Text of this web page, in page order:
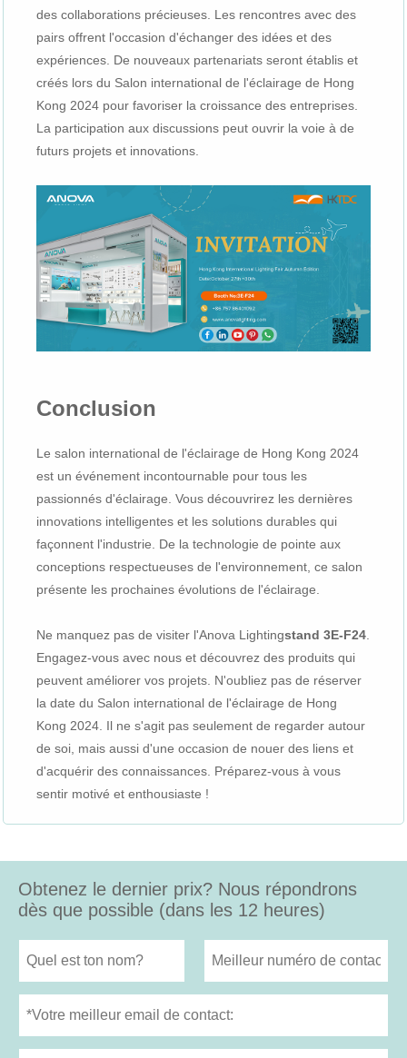
des collaborations précieuses. Les rencontres avec des
pairs offrent l'occasion d'échanger des idées et des
expériences. De nouveaux partenariats seront établis et
créés lors du Salon international de l'éclairage de Hong
Kong 2024 pour favoriser la croissance des entreprises.
La participation aux discussions peut ouvrir la voie à de
futurs projets et innovations.
Conclusion
Le salon international de l'éclairage de Hong Kong 2024
est un événement incontournable pour tous les
passionnés d'éclairage. Vous découvrirez les dernières
innovations intelligentes et les solutions durables qui
façonnent l'industrie. De la technologie de pointe aux
conceptions respectueuses de l'environnement, ce salon
présente les prochaines évolutions de l'éclairage.
Ne manquez pas de visiter l'Anova Lightingstand 3E-F24.
Engagez-vous avec nous et découvrez des produits qui
peuvent améliorer vos projets. N'oubliez pas de réserver
la date du Salon international de l'éclairage de Hong
Kong 2024. Il ne s'agit pas seulement de regarder autour
de soi, mais aussi d'une occasion de nouer des liens et
d'acquérir des connaissances. Préparez-vous à vous
sentir motivé et enthousiaste !
Obtenez le dernier prix? Nous répondrons
dès que possible (dans les 12 heures)